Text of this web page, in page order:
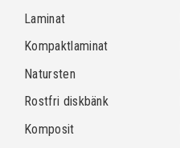
Laminat
Kompaktlaminat
Natursten
Rostfri diskbänk
Komposit